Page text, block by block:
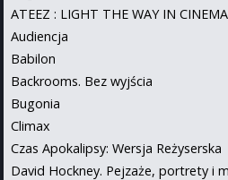
ATEEZ : LIGHT THE WAY IN
Audiencja
Babilon
Backrooms. Bez wyjścia
Bugonia
Climax
Czas Apokalipsy: Wersja Reżyserska
David Hockney. Pejzaże, portrety i